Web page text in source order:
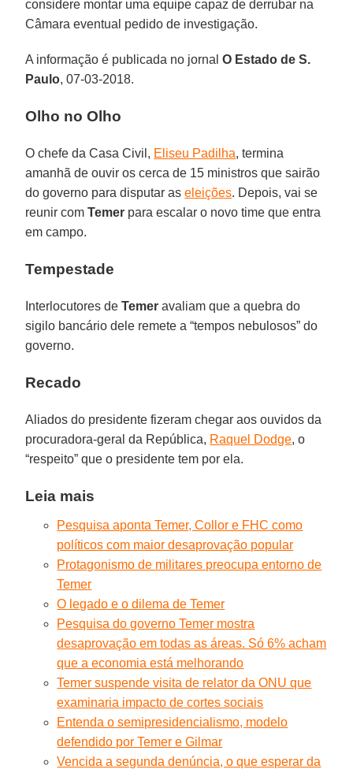
considere montar uma equipe capaz de derrubar na
Câmara eventual pedido de investigação.
A informação é publicada no jornalO Estado de S.
Paulo, 07-03-2018.
Olho no Olho
O chefe da Casa Civil, Eliseu Padilha, termina
amanhã de ouvir os cerca de 15 ministros que sairão
do governo para disputar aseleições. Depois, vai se
reunir comTemer para escalar o novo time que entra
em campo.
Tempestade
Interlocutores deTemer avaliam que a quebra do
sigilo bancário dele remete a “tempos nebulosos” do
governo.
Recado
Aliados do presidente fizeram chegar aos ouvidos da
procuradora-geral da República, Raquel Dodge, o
“respeito” que o presidente tem por ela.
Leia mais
Pesquisa aponta Temer, Collor e FHC como
políticos com maior desaprovação popular
Protagonismo de militares preocupa entorno de
Temer
O legado e o dilema de Temer
Pesquisa do governo Temer mostra
desaprovação em todas as áreas. Só 6% acham
que a economia está melhorando
Temer suspende visita de relator da ONU que
examinaria impacto de cortes sociais
Entenda o semipresidencialismo, modelo
defendido por Temer e Gilmar
Vencida a segunda denúncia, o que esperar da